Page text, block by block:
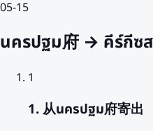
05-15
นครปฐม府 → คีร์กีซ
1
1. 从นครปฐม府寄出